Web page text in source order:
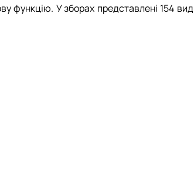
функцію. У зборах представлені 154